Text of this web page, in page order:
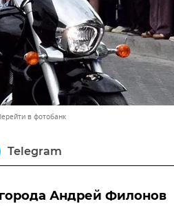
в фотобанк
Telegram
Андрей Филонов